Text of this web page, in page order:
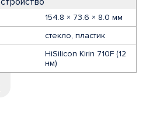
154.8 × 73.6 × 8.0 мм
стекло, пластик
HiSilicon Kirin 710F (12
нм)